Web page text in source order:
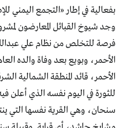
بفعالية في إطار «التجمع اليمني
وجد شيوخ القبائل المعارضون
فرصة للتخلص من نظام علي
الأحمر، قائد المنطقة الشمالية
للثورة في اليوم نفسه الذي أعلن
سنحان، وهي القرية نفسها التي